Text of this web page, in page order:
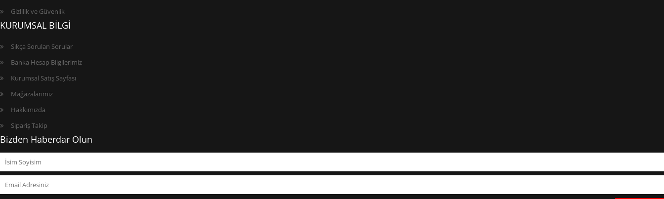
Gizlilik ve Güvenlik
KURUMSAL BİLGİ
Sıkça Sorulan Sorular
Banka Hesap Bilgilerimiz
Kurumsal Satış Sayfası
Mağazalarımız
Hakkımızda
Sipariş Takip
Bizden Haberdar Olun